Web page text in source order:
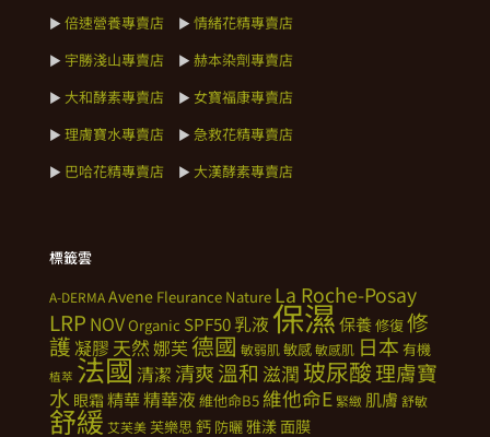
► 倍速營養專賣店 ► 情緒花精專賣店
► 宇勝淺山專賣店 ► 赫本染劑專賣店
► 大和酵素專賣店 ► 女寶福康專賣店
► 理膚寶水專賣店 ► 急救花精專賣店
► 巴哈花精專賣店 ► 大漢酵素專賣店
標籤雲
A-DERMAAvene Fleurance Nature La Roche-Posay
LRP NOVOrganic SPF50乳液 保濕保養修復修
護凝膠 天然娜芙德國 敏弱肌敏感敏感肌 日本 有機
植萃 法國清潔 清爽溫和 滋潤 玻尿酸理膚寶
水 眼霜 精華精華液 維他命B5 維他命E 緊緻 肌膚 舒敏
舒緩 艾芙美芙樂思鈣 防曬雅漾面膜